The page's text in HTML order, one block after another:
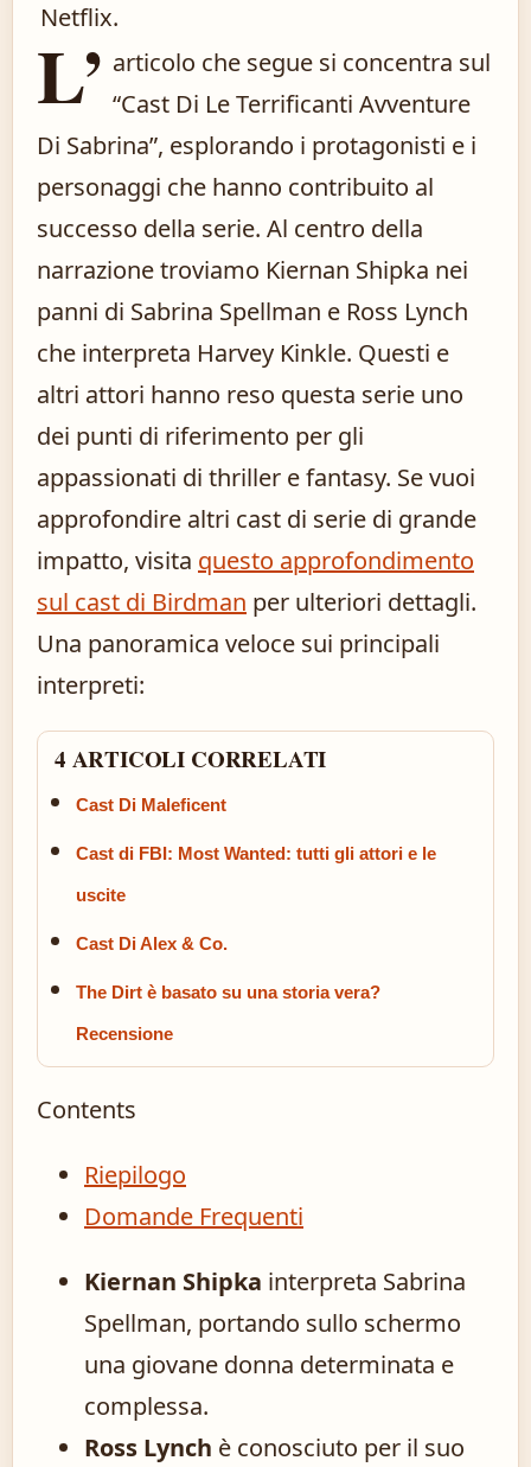
Netflix.
L’ articolo che segue si concentra sul
“Cast Di Le Terrificanti Avventure
Di Sabrina”, esplorando i protagonisti e i
personaggi che hanno contribuito al
successo della serie. Al centro della
narrazione troviamo Kiernan Shipka nei
panni di Sabrina Spellman e Ross Lynch
che interpreta Harvey Kinkle. Questi e
altri attori hanno reso questa serie uno
dei punti di riferimento per gli
appassionati di thriller e fantasy. Se vuoi
approfondire altri cast di serie di grande
impatto, visita questo approfondimento
sul cast di Birdman per ulteriori dettagli.
Una panoramica veloce sui principali
interpreti:
4 ARTICOLI CORRELATI
Cast Di Maleficent
Cast di FBI: Most Wanted: tutti gli attori e le
uscite
Cast Di Alex & Co.
The Dirt è basato su una storia vera?
Recensione
Contents
Riepilogo
Domande Frequenti
Kiernan Shipka interpreta Sabrina
Spellman, portando sullo schermo
una giovane donna determinata e
complessa.
Ross Lynch è conosciuto per il suo